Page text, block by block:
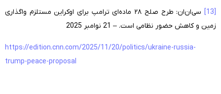
[13]
سی‌ان‌ان: طرح صلح ۲۸ ماده‌ای ترامپ برای اوکراین مستلزم واگذاری
زمین و کاهش حضور نظامی است. – 21 نوامبر 2025
https://edition.cnn.com/2025/11/20/politics/ukraine-russia-
trump-peace-proposal